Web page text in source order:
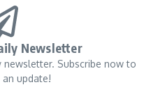
Newsletter
Subscribe now to
an update!